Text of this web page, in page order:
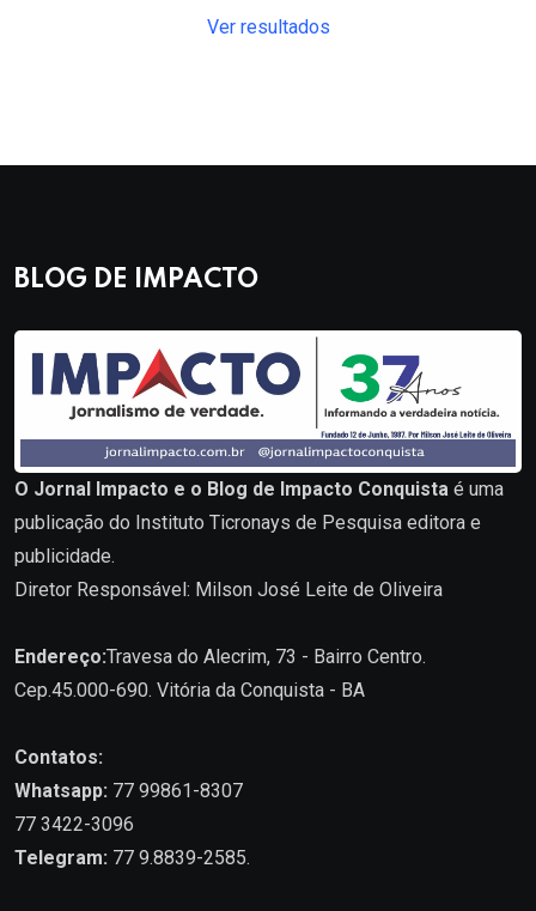
Ver resultados
BLOG DE IMPACTO
O Jornal Impacto e o Blog de Impacto Conquista é uma
publicação do Instituto Ticronays de Pesquisa editora e
publicidade.
Diretor Responsável: Milson José Leite de Oliveira
Endereço:Travesa do Alecrim, 73 - Bairro Centro.
Cep.45.000-690. Vitória da Conquista - BA
Contatos:
Whatsapp: 77 99861-8307
77 3422-3096
Telegram: 77 9.8839-2585.